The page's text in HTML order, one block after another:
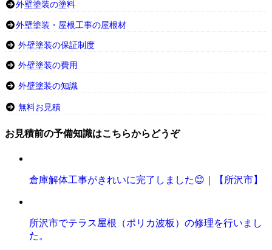
外壁塗装の塗料
外壁塗装・屋根工事の屋根材
外壁塗装の保証制度
外壁塗装の費用
外壁塗装の知識
無料お見積
お見積前の予備知識はこちらからどうぞ
倉庫解体工事がきれいに完了しました😊｜【所沢市】
所沢市でテラス屋根（ポリカ波板）の修理を行いまし
た。